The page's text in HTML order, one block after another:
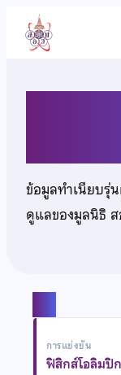
เนื้อหา
ข้อมูลทำเนียบรุ่
ดูแลของมูลนิธิ
การแข่งขัน
ฟิสิกส์โอลิมปิ